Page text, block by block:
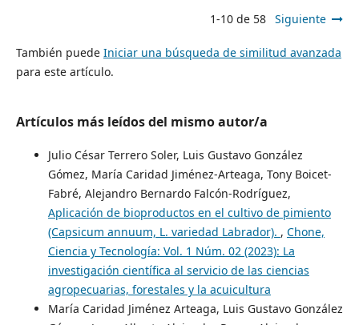
1-10 de 58 Siguiente
También puede Iniciar una búsqueda de similitud avanzada
para este artículo.
Artículos más leídos del mismo autor/a
Julio César Terrero Soler, Luis Gustavo González
Gómez, María Caridad Jiménez-Arteaga, Tony Boicet-
Fabré, Alejandro Bernardo Falcón-Rodríguez,
Aplicación de bioproductos en el cultivo de pimiento
(Capsicum annuum, L. variedad Labrador). , Chone,
Ciencia y Tecnología: Vol. 1 Núm. 02 (2023): La
investigación científica al servicio de las ciencias
agropecuarias, forestales y la acuicultura
María Caridad Jiménez Arteaga, Luis Gustavo González